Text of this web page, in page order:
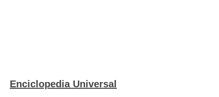
Enciclopedia Universal